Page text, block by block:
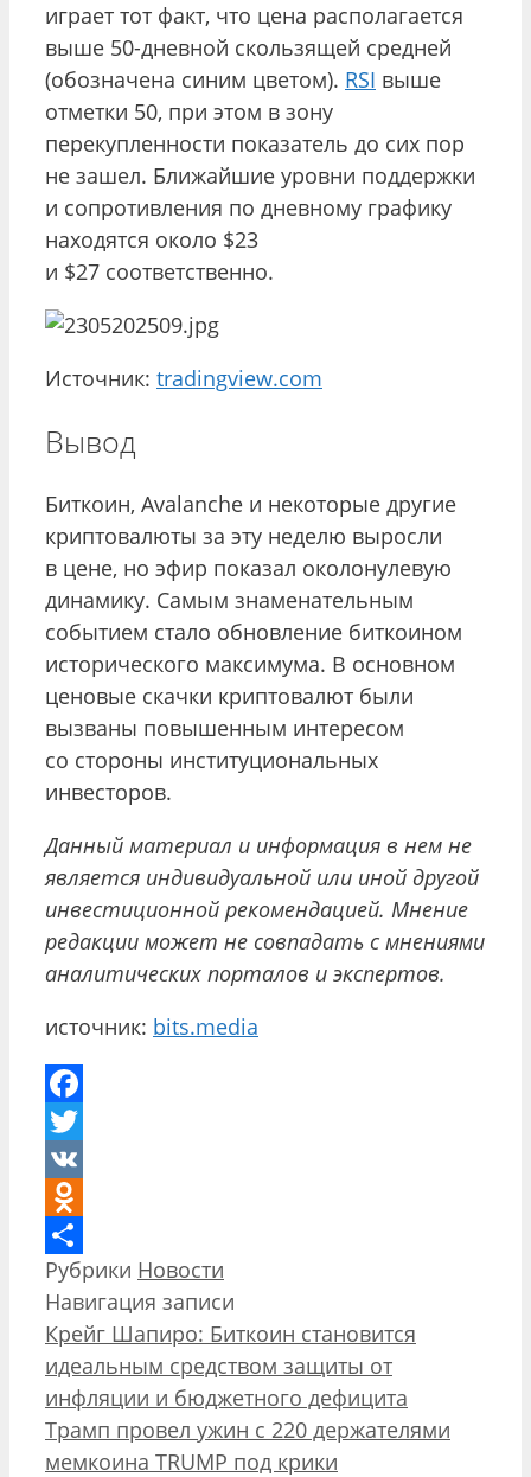
играет тот факт, что цена располагается
выше 50-дневной скользящей средней
(обозначена синим цветом). RSI выше
отметки 50, при этом в зону
перекупленности показатель до сих пор
не зашел. Ближайшие уровни поддержки
и сопротивления по дневному графику
находятся около $23
и $27 соответственно.
Источник: tradingview.com
Вывод
Биткоин, Avalanche и некоторые другие
криптовалюты за эту неделю выросли
в цене, но эфир показал околонулевую
динамику. Самым знаменательным
событием стало обновление биткоином
исторического максимума. В основном
ценовые скачки криптовалют были
вызваны повышенным интересом
со стороны институциональных
инвесторов.
Данный материал и информация в нем не
является индивидуальной или иной другой
инвестиционной рекомендацией. Мнение
редакции может не совпадать с мнениями
аналитических порталов и экспертов.
источник: bits.media
Facebook
Twitter
VK
Odnoklassniki
Отправить
Рубрики Новости
Навигация записи
Крейг Шапиро: Биткоин становится
идеальным средством защиты от
инфляции и бюджетного дефицита
Трамп провел ужин с 220 держателями
мемкоина TRUMP под крики